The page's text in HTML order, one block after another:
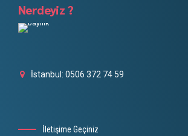
Nerdeyiz ?
İstanbul: 0506 372 74 59
İletişime Geçiniz